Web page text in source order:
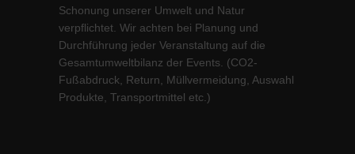
Schonung unserer Umwelt und Natur
verpflichtet. Wir achten bei Planung und
Durchführung jeder Veranstaltung auf die
Gesamtumweltbilanz der Events. (CO2-
Fußabdruck, Return, Müllvermeidung, Auswahl
Produkte, Transportmittel etc.)